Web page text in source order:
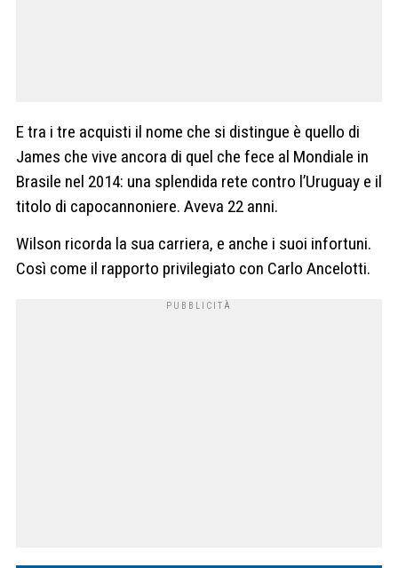
E tra i tre acquisti il nome che si distingue è quello di
James che vive ancora di quel che fece al Mondiale in
Brasile nel 2014: una splendida rete contro l’Uruguay e il
titolo di capocannoniere. Aveva 22 anni.
Wilson ricorda la sua carriera, e anche i suoi infortuni.
Così come il rapporto privilegiato con Carlo Ancelotti.